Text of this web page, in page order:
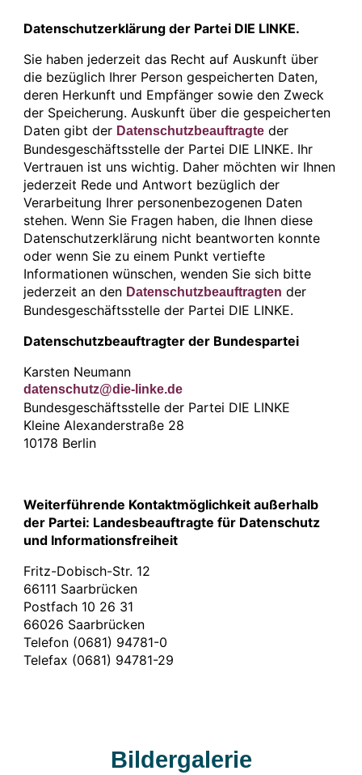
Datenschutzerklärung der Partei DIE LINKE.
Sie haben jederzeit das Recht auf Auskunft über
die bezüglich Ihrer Person gespeicherten Daten,
deren Herkunft und Empfänger sowie den Zweck
der Speicherung. Auskunft über die gespeicherten
Daten gibt der Datenschutzbeauftragte der
Bundesgeschäftsstelle der Partei DIE LINKE. Ihr
Vertrauen ist uns wichtig. Daher möchten wir Ihnen
jederzeit Rede und Antwort bezüglich der
Verarbeitung Ihrer personenbezogenen Daten
stehen. Wenn Sie Fragen haben, die Ihnen diese
Datenschutzerklärung nicht beantworten konnte
oder wenn Sie zu einem Punkt vertiefte
Informationen wünschen, wenden Sie sich bitte
jederzeit an den Datenschutzbeauftragten der
Bundesgeschäftsstelle der Partei DIE LINKE.
Datenschutzbeauftragter der Bundespartei
Karsten Neumann
datenschutz@die-linke.de
Bundesgeschäftsstelle der Partei DIE LINKE
Kleine Alexanderstraße 28
10178 Berlin
Weiterführende Kontaktmöglichkeit außerhalb
der Partei: Landesbeauftragte für Datenschutz
und Informationsfreiheit
Fritz-Dobisch-Str. 12
66111 Saarbrücken
Postfach 10 26 31
66026 Saarbrücken
Telefon (0681) 94781-0
Telefax (0681) 94781-29
Bildergalerie